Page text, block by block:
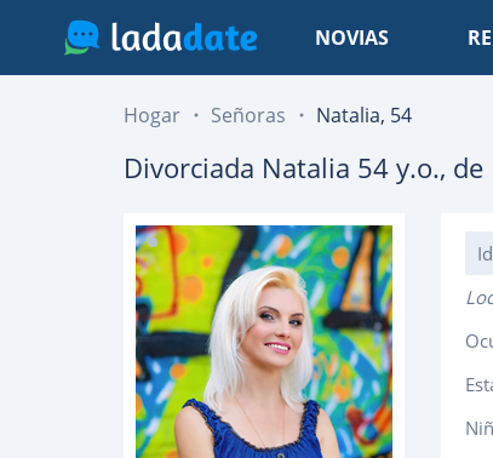
NOVIAS
Hogar Señoras Natalia, 54
Divorciada Natalia 54 y.o., de